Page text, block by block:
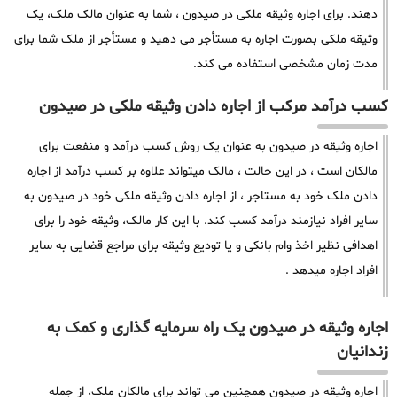
دهند. برای اجاره وثیقه ملکی در صیدون ، شما به عنوان مالک ملک، یک
وثیقه ملکی بصورت اجاره به مستأجر می دهید و مستأجر از ملک شما برای
مدت زمان مشخصی استفاده می کند.
کسب درآمد مرکب از اجاره دادن وثیقه ملکی در صیدون
اجاره وثیقه در صیدون به عنوان یک روش کسب درآمد و منفعت برای
مالکان است ، در این حالت ، مالک میتواند علاوه بر کسب درآمد از اجاره
دادن ملک خود به مستاجر ، از اجاره دادن وثیقه ملکی خود در صیدون به
سایر افراد نیازمند درآمد کسب کند. با این کار مالک، وثیقه خود را برای
اهدافی نظیر اخذ وام بانکی و یا تودیع وثیقه برای مراجع قضایی به سایر
افراد اجاره میدهد .
اجاره وثیقه در صیدون یک راه سرمایه گذاری و کمک به
زندانیان
اجاره وثیقه در صیدون همچنین می تواند برای مالکان ملک، از جمله